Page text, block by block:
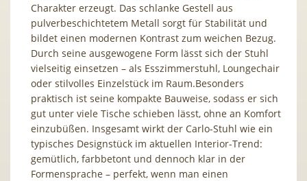
Charakter erzeugt. Das schlanke Gestell aus
pulverbeschichtetem Metall sorgt für Stabilität und
bildet einen modernen Kontrast zum weichen Bezug.
Durch seine ausgewogene Form lässt sich der Stuhl
vielseitig einsetzen – als Esszimmerstuhl, Loungechair
oder stilvolles Einzelstück im Raum.Besonders
praktisch ist seine kompakte Bauweise, sodass er sich
gut unter viele Tische schieben lässt, ohne an Komfort
einzubüßen. Insgesamt wirkt der Carlo-Stuhl wie ein
typisches Designstück im aktuellen Interior-Trend:
gemütlich, farbbetont und dennoch klar in der
Formensprache – perfekt, wenn man einen